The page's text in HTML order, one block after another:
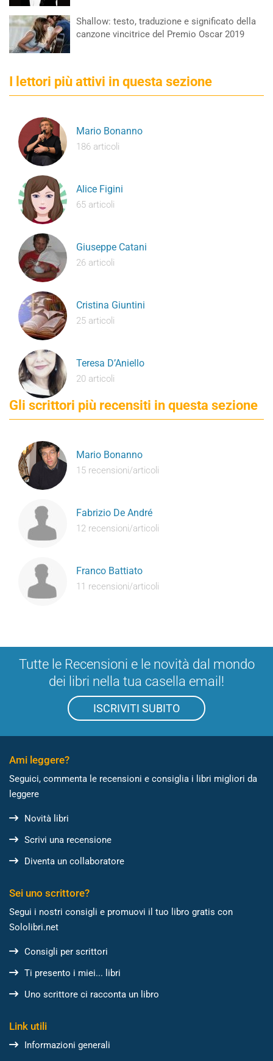
Shallow: testo, traduzione e significato della
canzone vincitrice del Premio Oscar 2019
I lettori più attivi in questa sezione
Mario Bonanno
186 articoli
Alice Figini
65 articoli
Giuseppe Catani
26 articoli
Cristina Giuntini
25 articoli
Teresa D’Aniello
20 articoli
Gli scrittori più recensiti in questa sezione
Mario Bonanno
15 recensioni/articoli
Fabrizio De André
12 recensioni/articoli
Franco Battiato
11 recensioni/articoli
Tutte le Recensioni e le novità dal mondo
dei libri nella tua casella email!
ISCRIVITI SUBITO
Ami leggere?
Seguici, commenta le recensioni e consiglia i libri migliori da
leggere
Novità libri
Scrivi una recensione
Diventa un collaboratore
Sei uno scrittore?
Segui i nostri consigli e promuovi il tuo libro gratis con
Sololibri.net
Consigli per scrittori
Ti presento i miei... libri
Uno scrittore ci racconta un libro
Link utili
Informazioni generali